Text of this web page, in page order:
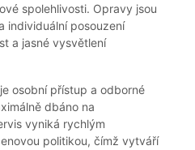
spolehlivosti. Opravy jsou
individuální posouzení
a jasné vysvětlení
osobní přístup a odborné
dbáno na
vyniká rychlým
politikou, čímž vytváří